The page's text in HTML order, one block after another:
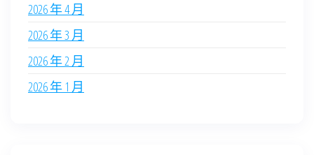
2026 年 4 月
2026 年 3 月
2026 年 2 月
2026 年 1 月